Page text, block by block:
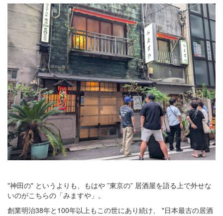
"神田の" というよりも、もはや ”東京の” 居酒屋を語る上で外せな
いのがこちらの「みますや」。
創業明治38年と100年以上もこの世にあり続け、 "日本最古の居酒